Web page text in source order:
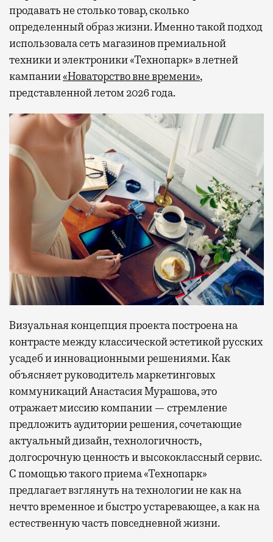
продавать не столько товар, сколько
определенный образ жизни. Именно такой подход
использовала сеть магазинов премиальной
техники и электроники «Технопарк» в летней
кампании«Новаторство вне времени»,
представленной летом 2026 года.
Визуальная концепция проекта построена на
контрасте между классической эстетикой русских
усадеб и инновационными решениями. Как
объясняет руководитель маркетинговых
коммуникаций Анастасия Мурашова, это
отражает миссию компании — стремление
предложить аудитории решения, сочетающие
актуальный дизайн, технологичность,
долгосрочную ценность и высококлассный сервис.
С помощью такого приема «Технопарк»
предлагает взглянуть на технологии не как на
нечто временное и быстро устаревающее, а как на
естественную часть повседневной жизни.